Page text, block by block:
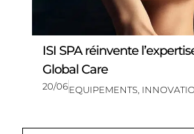
ISI SPA réinvente
Global Care
20/06EQUIPEMENTS,